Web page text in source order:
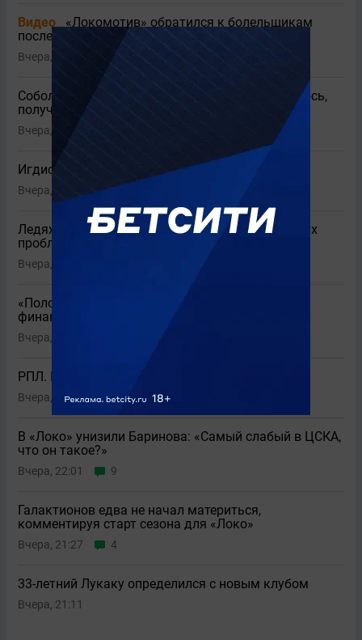
Видео
«Локомотив» обратился к болельщикам
после неудачного старта сезона
Вчера, 23:36
Соболев озвучил личную цель на сезон: «Надеюсь,
получится»
Вчера, 23:21
Игдисамов оценил ничью ЦСКА с «Ростовом»
Вчера, 23:09 2
Ледяхов высказался о возможных политических
проблемах в «Спартаке» из-за Даку
Вчера, 22:56
«Положение тяжелое»: в «Локо» подтвердили
финансовые проблемы
Вчера, 22:37
РПЛ. ЦСКА и «Ростов» обошлись без голов (0:0)
Вчера, 22:23 30
В «Локо» унизили Баринова: «Самый слабый в ЦСКА,
что он такое?»
Вчера, 22:01 9
Галактионов едва не начал материться,
комментируя старт сезона для «Локо»
Вчера, 21:27 4
33-летний Лукаку определился с новым клубом
Вчера, 21:11